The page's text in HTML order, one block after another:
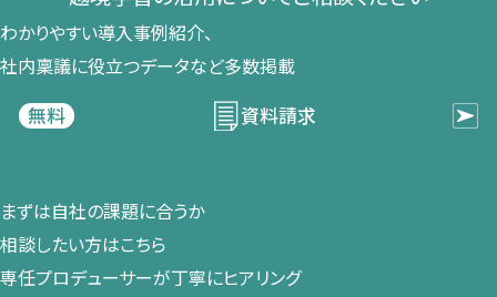
わかりやすい導入事例紹介、​
社内稟議に​役立つデータなど​多数掲載
無料
資料請求
まずは​自社の​課題に​合うか​
相談したい方は​こちら
専任プロデューサーが​丁寧に​ヒアリング